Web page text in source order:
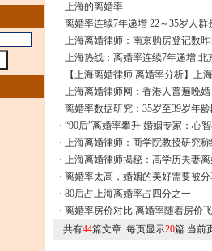
· 上海的离婚率
· 离婚率连续7年递增 22～35岁人群
· 上海离婚律师：南京购房登记数
· 上海热线：离婚率连续7年递增 北
·
【上海离婚律师 离婚率分析】上
· 上海离婚律师网：香港人普遍晚
· 离婚率数据研究：35岁至39岁年
· “90后”离婚率攀升 婚姻专家：心
· 上海离婚律师：商学院教授研究
· 上海离婚律师揭秘：高学历夫妻
· 离婚率太高，婚姻的美好需要被
· 80后占上海离婚率占四分之一
· 离婚率房价对比:离婚率随着房价飞
共有44篇文章 每页显示20篇 当前